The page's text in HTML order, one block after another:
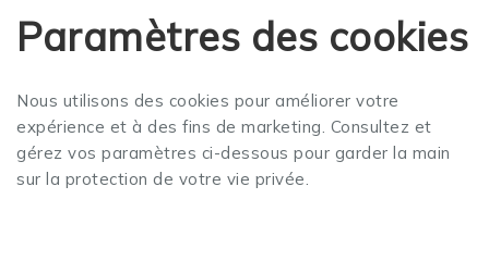
Paramètres des cookies
Nous utilisons des cookies pour améliorer votre
expérience et à des fins de marketing. Consultez et
gérez vos paramètres ci-dessous pour garder la main
sur la protection de votre vie privée.